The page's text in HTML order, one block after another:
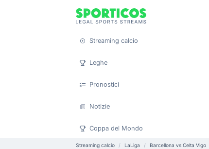
Streaming calcio
Leghe
Pronostici
Notizie
Coppa del Mondo
Streaming calcio LaLiga Barcellona vs Celta Vigo